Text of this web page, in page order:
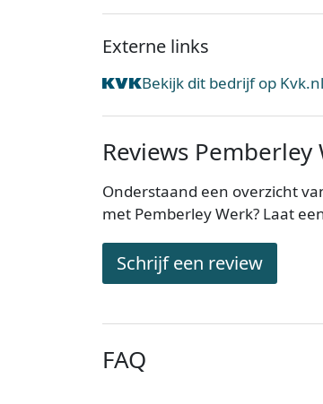
Externe links
Bekijk dit bedrijf op Kvk.nl
Reviews Pemberley
Onderstaand een overzicht
met Pemberley Werk? Laat
Schrijf een review
FAQ